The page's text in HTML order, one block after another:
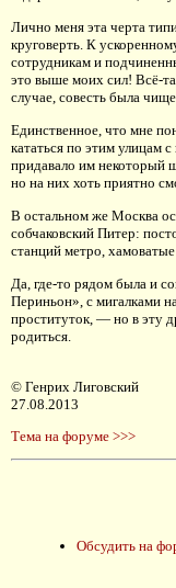
Лично меня эта черта
круговерть. К
сотрудникам и
это выше моих сил! Всё-
случае, совесть была
Единственное, что мне
кататься по этим улицам
придавало им некоторый
но на них хоть приятно
В остальном же Москва
собчаковский Питер:
станций метро,
Да, где-то рядом была и
Периньон», с мигалками
проституток, — но в эту
родиться.
© Генрих Лиговский
27.08.2013
Тема на форуме >>>
Обсудить на